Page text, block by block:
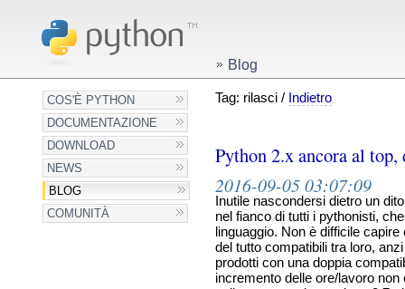
COS'È PYTHON
DOCUMENTAZIONE
DOWNLOAD
NEWS
BLOG
COMUNITÀ
Blog
Tag: rilasci / Indietro
Python 2.x ancora al top,
2016-09-05 03:07:09
Inutile nascondersi dietro un
nel fianco di tutti i pythonisti,
linguaggio. Non è difficile
del tutto compatibili tra loro,
prodotti con una doppia
incremento delle ore/lavoro